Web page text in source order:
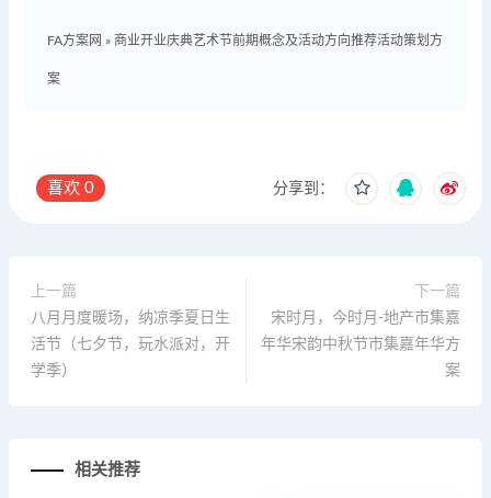
FA方案网 » 商业开业庆典艺术节前期概念及活动方向推荐活动策划方
案
喜欢 0 分享到：
上一篇
八月月度暖场，纳凉季夏日生
活节（七夕节，玩水派对，开
学季）
下一篇
宋时月，今时月-地产市集嘉
年华宋韵中秋节市集嘉年华方
案
相关推荐